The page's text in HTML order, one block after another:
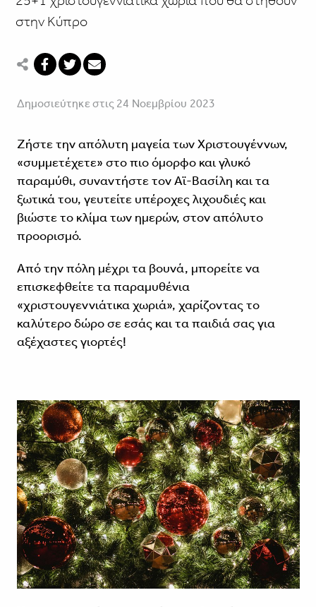
στην Κύπρο
Δημοσιεύτηκε στις 24 Νοεμβρίου 2023
Ζήστε την απόλυτη μαγεία των Χριστουγέννων,
«συμμετέχετε» στο πιο όμορφο και γλυκό
παραμύθι, συναντήστε τον Αϊ-Βασίλη και τα
ξωτικά του, γευτείτε υπέροχες λιχουδιές και
βιώστε το κλίμα των ημερών, στον απόλυτο
προορισμό.
Από την πόλη μέχρι τα βουνά, μπορείτε να
επισκεφθείτε τα παραμυθένια
«χριστουγεννιάτικα χωριά», χαρίζοντας το
καλύτερο δώρο σε εσάς και τα παιδιά σας για
αξέχαστες γιορτές!